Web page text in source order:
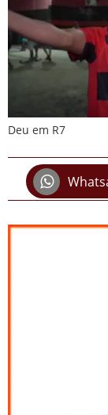
Deu em R7